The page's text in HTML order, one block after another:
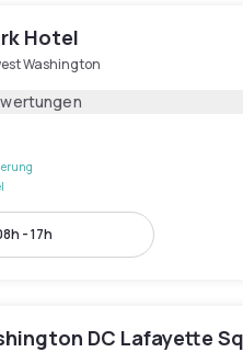
Hotel
Washington
- 17h
DC Lafayette